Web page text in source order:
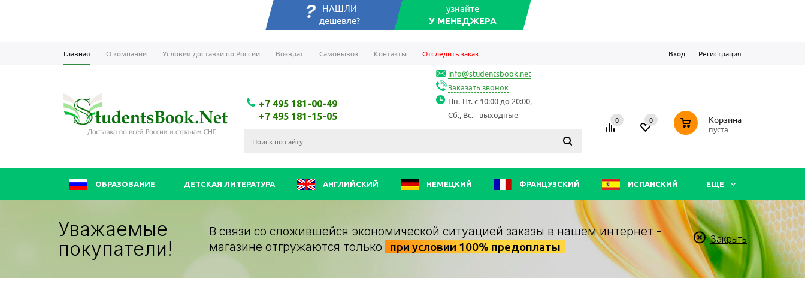
НАШЛИ
дешевле?
узнайте
У МЕНЕДЖЕРА
Главная О компании Условия доставки по России Возврат Самовывоз Контакты Отследить заказ Вход Регистрация
+7 495 181-00-49
+7 495 181-15-05
info@studentsbook.net
Заказать звонок
Пн.-Пт. с 10:00 до 20:00,
Сб., Вс. - выходные
0 0 0 Корзина
пуста
ОБРАЗОВАНИЕ ДЕТСКАЯ ЛИТЕРАТУРА АНГЛИЙСКИЙ НЕМЕЦКИЙ ФРАНЦУЗСКИЙ ИСПАНСКИЙ ЕЩЕ
Уважаемые
покупатели!
В связи со сложившейся экономической ситуацией заказы в нашем интернет -
магазине отгружаются только
при условии 100% предоплаты
Закрыть